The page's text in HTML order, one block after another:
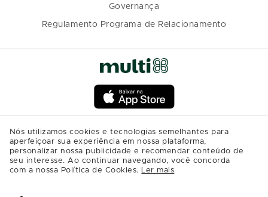
Governança
Regulamento Programa de Relacionamento
Nós utilizamos cookies e tecnologias semelhantes para
aperfeiçoar sua experiência em nossa plataforma,
personalizar nossa publicidade e recomendar conteúdo de
seu interesse. Ao continuar navegando, você concorda
com a nossa Política de Cookies. Ler mais